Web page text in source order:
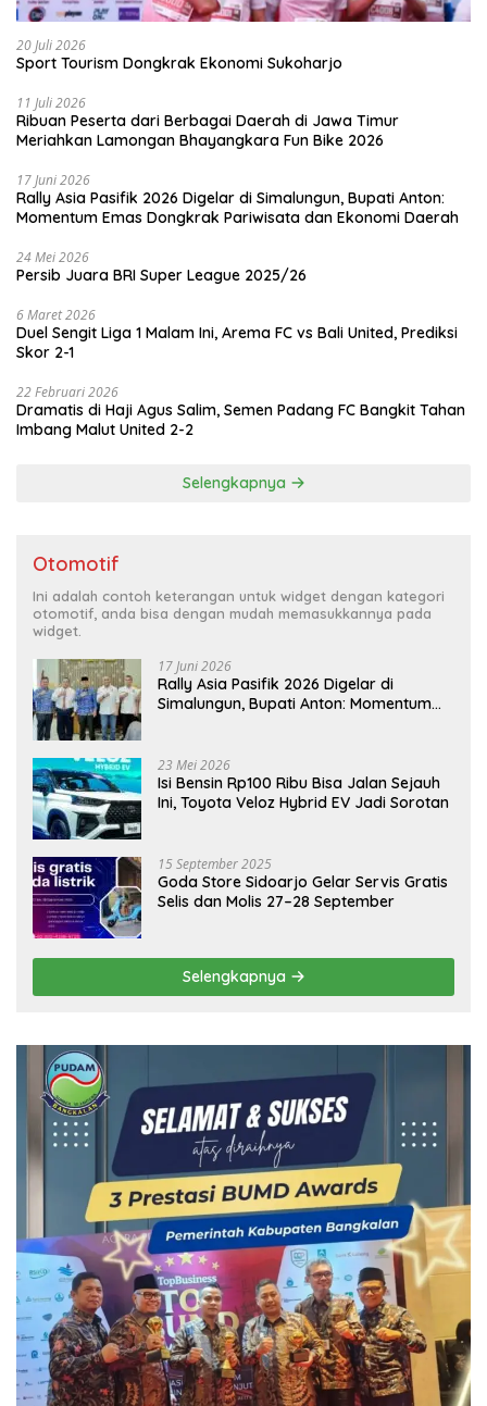
20 Juli 2026
Sport Tourism Dongkrak Ekonomi Sukoharjo
11 Juli 2026
Ribuan Peserta dari Berbagai Daerah di Jawa Timur
Meriahkan Lamongan Bhayangkara Fun Bike 2026
17 Juni 2026
Rally Asia Pasifik 2026 Digelar di Simalungun, Bupati Anton:
Momentum Emas Dongkrak Pariwisata dan Ekonomi Daerah
24 Mei 2026
Persib Juara BRI Super League 2025/26
6 Maret 2026
Duel Sengit Liga 1 Malam Ini, Arema FC vs Bali United, Prediksi
Skor 2-1
22 Februari 2026
Dramatis di Haji Agus Salim, Semen Padang FC Bangkit Tahan
Imbang Malut United 2-2
Selengkapnya
Otomotif
Ini adalah contoh keterangan untuk widget dengan kategori
otomotif, anda bisa dengan mudah memasukkannya pada
widget.
17 Juni 2026
Rally Asia Pasifik 2026 Digelar di
Simalungun, Bupati Anton: Momentum
23 Mei 2026
Isi Bensin Rp100 Ribu Bisa Jalan Sejauh
Ini, Toyota Veloz Hybrid EV Jadi Sorotan
15 September 2025
Goda Store Sidoarjo Gelar Servis Gratis
Selis dan Molis 27–28 September
Selengkapnya